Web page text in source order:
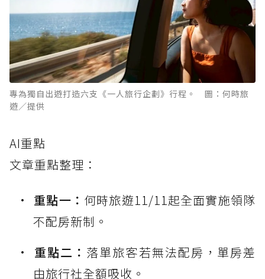
專為獨自出遊打造六支《一人旅行企劃》行程。 圖：何時旅
遊／提供
AI重點
文章重點整理：
重點一： 何時旅遊11/11起全面實施領隊
不配房新制。
重點二： 落單旅客若無法配房，單房差
由旅行社全額吸收。